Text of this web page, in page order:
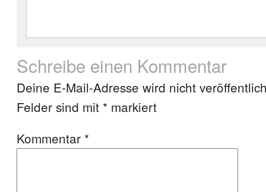
Schreibe einen Kommentar
Deine E-Mail-Adresse wird nicht
Felder sind mit * markiert
Kommentar *